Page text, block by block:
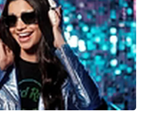
đạt 197,9 triệu USD.
kim ngạch thương mại
tháng Ba vừa qua tăng do
dịch thương mại giảm
pháp trừng phạt Triều Tiên
Tiên chính thức thông
giới]